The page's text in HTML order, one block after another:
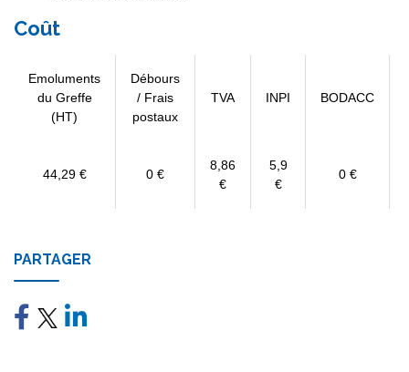
Coût
Emoluments
du Greffe
(HT)
Débours
/ Frais
postaux
TVA INPI BODACC
44,29 € 0 €
8,86
€
5,9
€
0 €
PARTAGER